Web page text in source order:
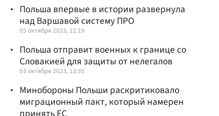
Польша впервые в истории развернула
над Варшавой систему ПРО
05 октября 2023, 12:19
Польша отправит военных к границе со
Словакией для защиты от нелегалов
03 октября 2023, 13:35
Минобороны Польши раскритиковало
миграционный пакт, который намерен